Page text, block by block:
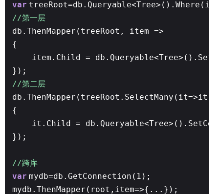
var
//第一层
db.ThenMapper(treeRoot, item =>
{
item.Child =
});
//第二层
{
it.Child =
});
//跨库
var mydb=db.GetConnection(1);
mydb.ThenMapper(root,item=>{...});